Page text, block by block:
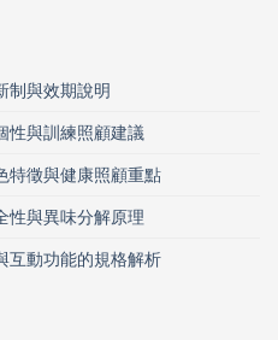
制與效期說明
性與訓練照顧建議
特徵與健康照顧重點
性與異味分解原理
互動功能的規格解析